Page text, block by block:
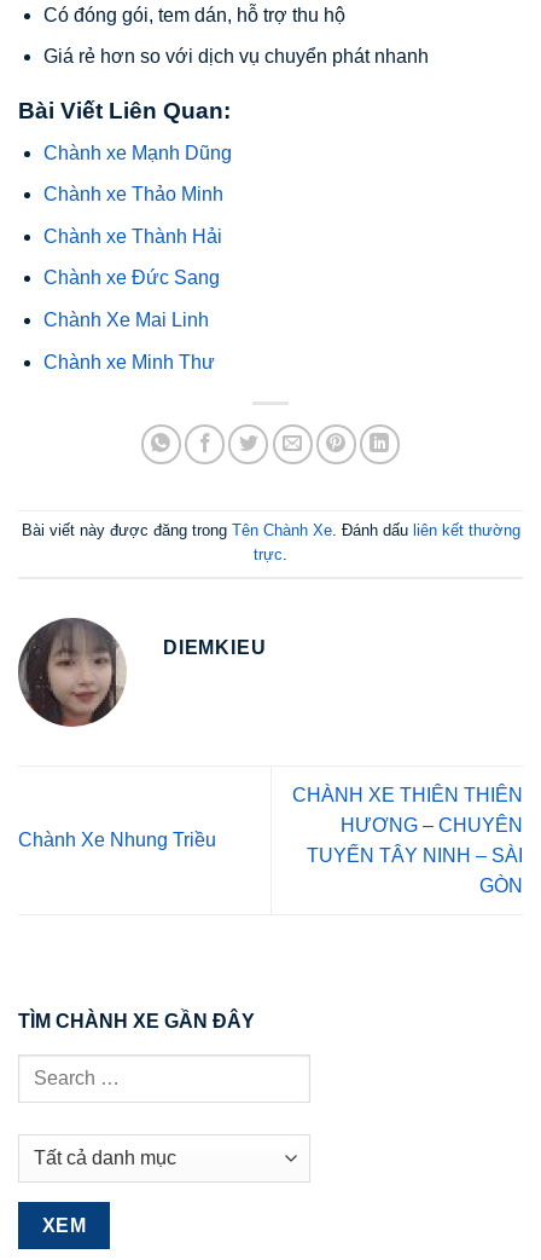
Có đóng gói, tem dán, hỗ trợ thu hộ
Giá rẻ hơn so với dịch vụ chuyển phát nhanh
Bài Viết Liên Quan:
Chành xe Mạnh Dũng
Chành xe Thảo Minh
Chành xe Thành Hải
Chành xe Đức Sang
Chành Xe Mai Linh
Chành xe Minh Thư
Bài viết này được đăng trong Tên Chành Xe. Đánh dấu liên kết thường
trực
DIEMKIEU
Chành Xe Nhung Triều
CHÀNH XE THIÊN THIÊN
HƯƠNG – CHUYÊN
TUYẾN TÂY NINH – SÀI
GÒN
TÌM CHÀNH XE GẦN ĐÂY